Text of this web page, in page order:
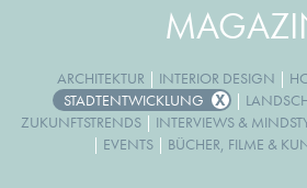
ARCHITEKTUR | INTERIOR DESIGN |
STADTENTWICKLUNG
|
ZUKUNFTSTRENDS | INTERVIEWS &
| EVENTS | BÜCHER, FILME &